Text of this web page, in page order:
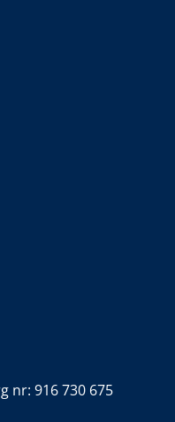
nr: 916 730 675